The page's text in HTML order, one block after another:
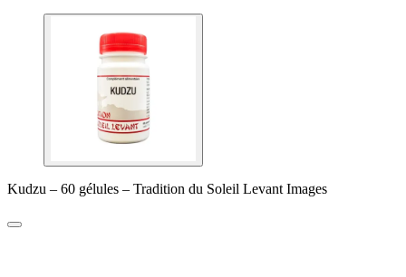
Kudzu – 60 gélules – Tradition du Soleil Levant Images